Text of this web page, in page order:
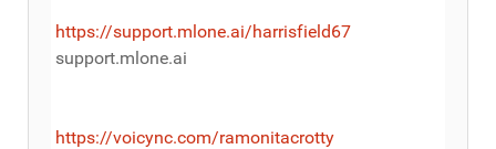
https://support.mlone.ai/harrisfield67
support.mlone.ai
https://voicync.com/ramonitacrotty